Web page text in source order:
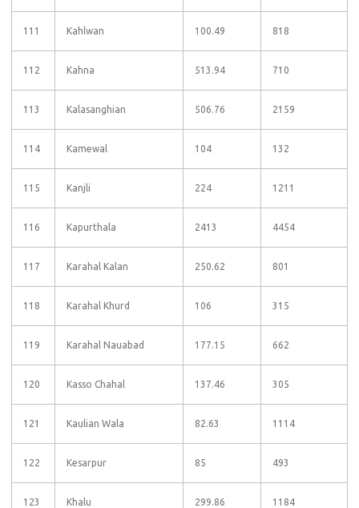
111 Kahlwan 100.49 818
112 Kahna 513.94 710
113 Kalasanghian 506.76 2159
114 Kamewal 104 132
115 Kanjli 224 1211
116 Kapurthala 2413 4454
117 Karahal Kalan 250.62 801
118 Karahal Khurd 106 315
119 Karahal Nauabad 177.15 662
120 Kasso Chahal 137.46 305
121 Kaulian Wala 82.63 1114
122 Kesarpur 85 493
123 Khalu 299.86 1184